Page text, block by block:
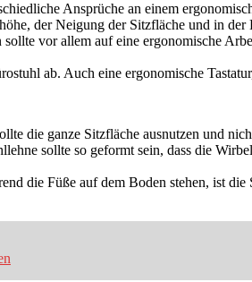
Ansprüche an einem
der Neigung der Sitzfläche und in
vor allem auf eine ergonomische
ab. Auch eine ergonomische
die ganze Sitzfläche ausnutzen und
sollte so geformt sein, dass die
die Füße auf dem Boden stehen, ist